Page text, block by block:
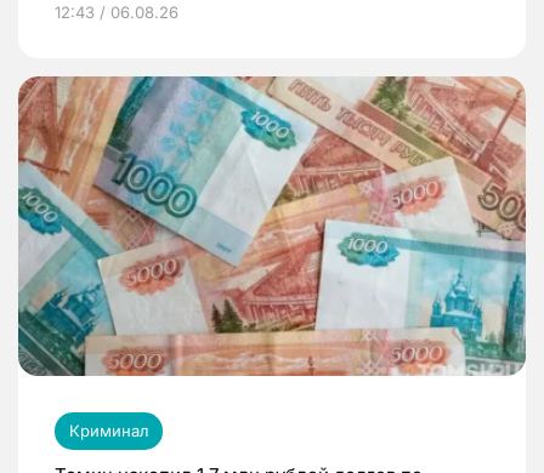
12:43 / 06.08.26
Криминал